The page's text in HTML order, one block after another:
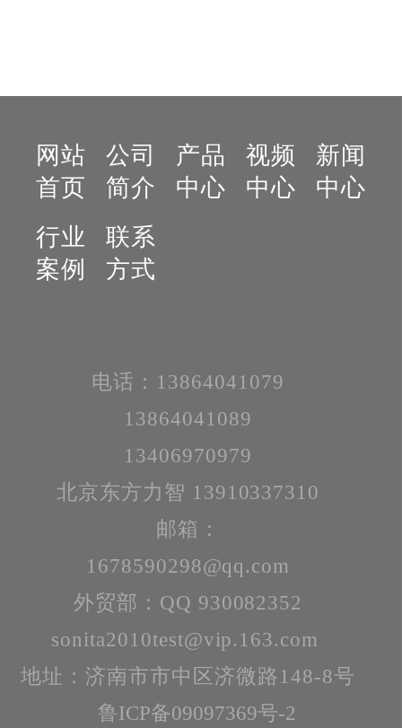
网站
首页
公司
简介
产品
中心
视频
中心
新闻
中心
行业
案例
联系
方式
电话：13864041079
13864041089
13406970979
北京东方力智 13910337310
邮箱：
1678590298@qq.com
外贸部：QQ 930082352
sonita2010test@vip.163.com
地址：济南市市中区济微路148-8号
鲁ICP备09097369号-2